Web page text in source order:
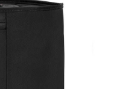
Suit Negozi：夏季大促！
史低价2000元不到
SS26时尚大牌低至5.5折
Suit Negozi